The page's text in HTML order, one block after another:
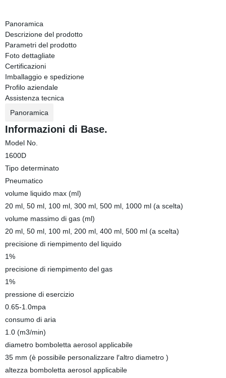
Panoramica
Descrizione del prodotto
Parametri del prodotto
Foto dettagliate
Certificazioni
Imballaggio e spedizione
Profilo aziendale
Assistenza tecnica
Panoramica
Informazioni di Base.
Model No.
1600D
Tipo determinato
Pneumatico
volume liquido max (ml)
20 ml, 50 ml, 100 ml, 300 ml, 500 ml, 1000 ml (a scelta)
volume massimo di gas (ml)
20 ml, 50 ml, 100 ml, 200 ml, 400 ml, 500 ml (a scelta)
precisione di riempimento del liquido
1%
precisione di riempimento del gas
1%
pressione di esercizio
0.65-1.0mpa
consumo di aria
1.0 (m3/min)
diametro bomboletta aerosol applicabile
35 mm (è possibile personalizzare l′altro diametro )
altezza bomboletta aerosol applicabile